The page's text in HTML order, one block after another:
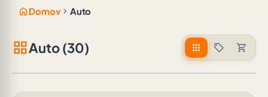
home Domov chevron_right Auto
grid_viewAuto (30) apps sell shopping_cart